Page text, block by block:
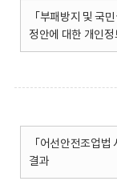
「부패방지 및 국
정안에 대한 개인
「어선안전조업
결과